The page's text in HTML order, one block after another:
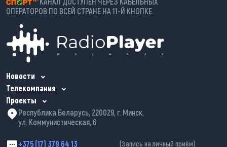
ОПЕРАТОРОВ ПО ВСЕЙ СТРАНЕ НА 11-Й КНОПКЕ.
Новости
Телекомпания
Проекты
Республика Беларусь, 220029, г. Минск,
ул. Коммунистическая, 6
+375 (17) 379 64 13 (Запись на личный приём)